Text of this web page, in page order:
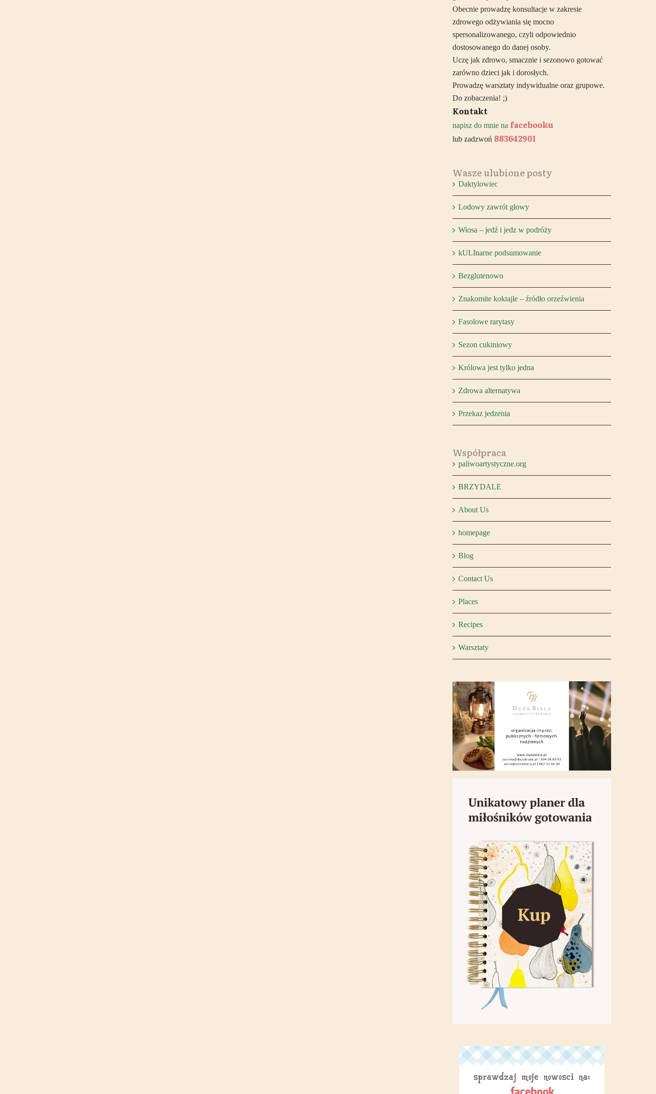
Obecnie prowadzę konsultacje w zakresie
zdrowego odżywiania się mocno
spersonalizowanego, czyli odpowiednio
dostosowanego do danej osoby.
Uczę jak zdrowo, smacznie i sezonowo gotować
zarówno dzieci jak i dorosłych.
Prowadzę warsztaty indywidualne oraz grupowe.
Do zobaczenia! ;)
Kontakt
napisz do mnie na facebooku
lub zadzwoń 883642901
Wasze ulubione posty
Daktylowiec
Lodowy zawrót głowy
Wiosa – jedź i jedz w podróży
kULInarne podsumowanie
Bezglutenowo
Znakomite koktajle – źródło orzeźwienia
Fasolowe rarytasy
Sezon cukiniowy
Królowa jest tylko jedna
Zdrowa alternatywa
Przekaz jedzenia
Współpraca
paliwoartystyczne.org
BRZYDALE
About Us
homepage
Blog
Contact Us
Places
Recipes
Warsztaty